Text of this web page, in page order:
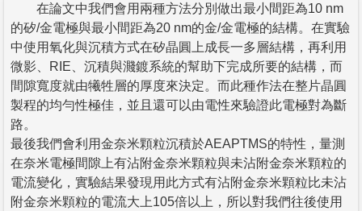
在論文中我們會用兩種方法分別做出最小間距為10 nm
的矽/金電極與最小間距為20 nm的金/金電極的結構。在實驗
中使用氧化與沉積方式在矽晶圓上成長一多層結構，再利用
微影、RIE、沉積與濺鍍系統的幫助下完成所要的結構，而
間隙寬度就由犧牲層的厚度來決定。而此種作法在整片晶圓
製程的均勻性極佳，並且還可以由電性來驗證此電極對為斷
路。
最後我們會利用金奈米顆粒沉積於AEAPTMS的特性，量測
在奈米電極間隙上有沾附金奈米顆粒與未沾附金奈米顆粒的
電流變化，實驗結果發現用此方式有沾附金奈米顆粒比未沾
附金奈米顆粒的電流大上105倍以上，所以對我們往後使用